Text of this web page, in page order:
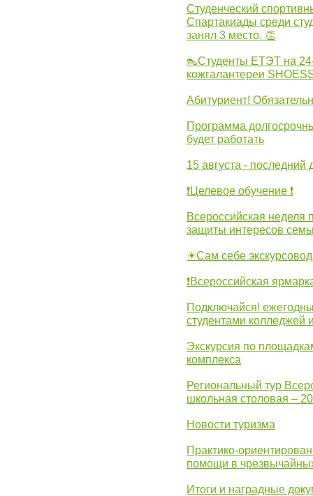
Студенческий
Спартакиады среди
занял 3 место. 👏
👠Студенты ЕТЭТ на
кожгалантереи
Абитуриент!
Программа
будет работать
15 августа - последний
❗Целевое обучение ❗
Всероссийская
защиты интересов
☀Сам себе экскурсовод
❗Всероссийская
Подключайся!
студентами колледжей
Экскурсия по
комплекса
Региональный тур
школьная столовая –
Новости туризма
Практико-
помощи в
Итоги и наградные